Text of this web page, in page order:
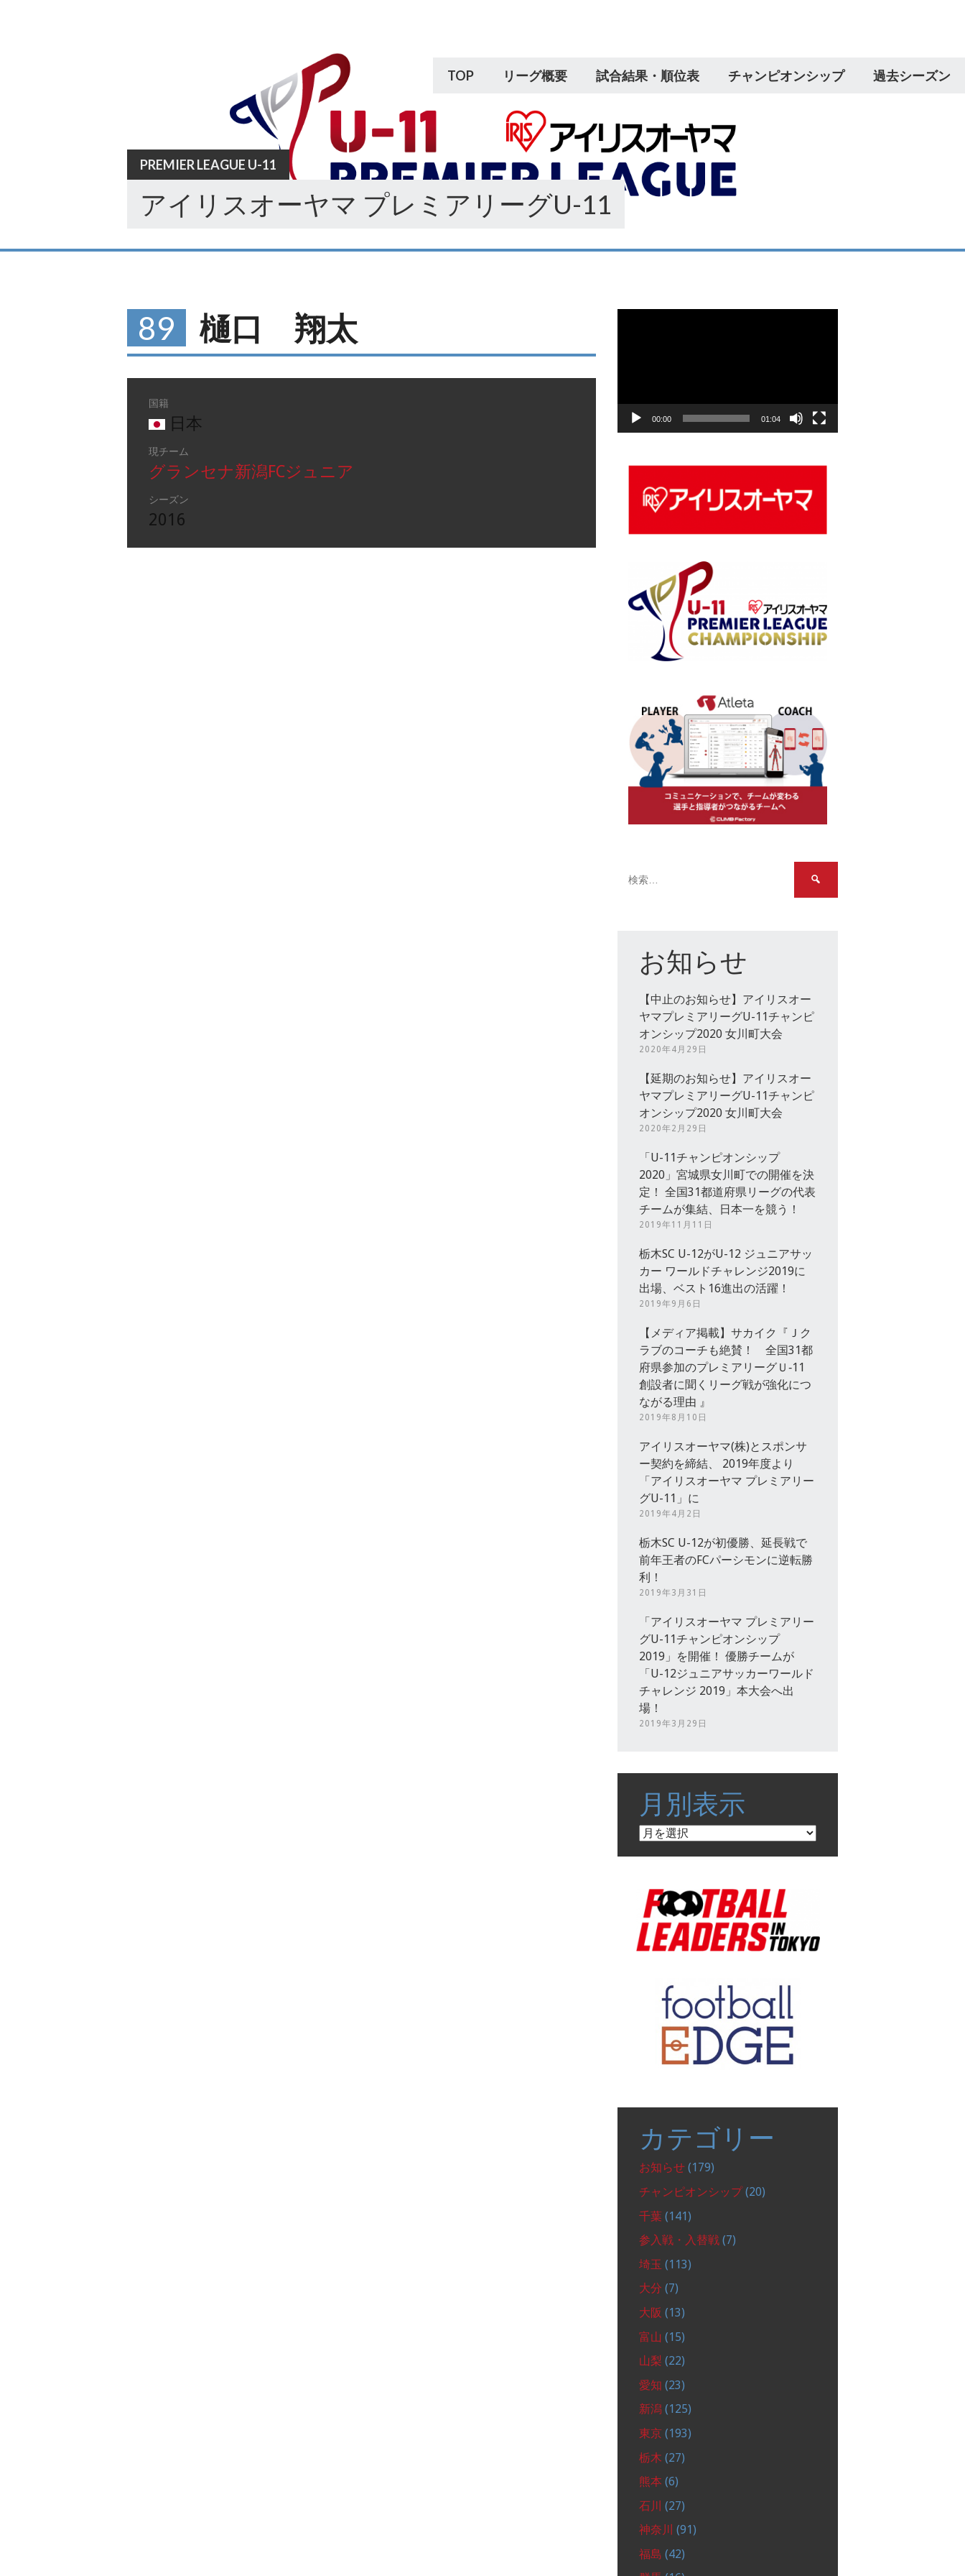
TOP リーグ概要 試合結果・順位表 チャンピオンシップ 過去シーズン
PREMIER LEAGUE U-11
アイリスオーヤマ プレミアリーグU-11
89 樋口 翔太
国籍
日本
現チーム
グランセナ新潟FCジュニア
シーズン
2016
ヤ
00:00 01:04
お知らせ
【中止のお知らせ】アイリスオー
ヤマプレミアリーグU-11チャンピ
オンシップ2020 女川町大会
2020年4月29日
【延期のお知らせ】アイリスオー
ヤマプレミアリーグU-11チャンピ
オンシップ2020 女川町大会
2020年2月29日
「U-11チャンピオンシップ
2020」宮城県女川町での開催を決
定！ 全国31都道府県リーグの代表
チームが集結、日本一を競う！
2019年11月11日
栃木SC U-12がU-12 ジュニアサッ
カー ワールドチャレンジ2019に
出場、ベスト16進出の活躍！
2019年9月6日
【メディア掲載】サカイク『Ｊク
ラブのコーチも絶賛！ 全国31都
府県参加のプレミアリーグＵ‐11
創設者に聞くリーグ戦が強化につ
ながる理由 』
2019年8月10日
アイリスオーヤマ(株)とスポンサ
ー契約を締結、 2019年度より
「アイリスオーヤマ プレミアリー
グU-11」に
2019年4月2日
栃木SC U-12が初優勝、延長戦で
前年王者のFCパーシモンに逆転勝
利！
2019年3月31日
「アイリスオーヤマ プレミアリー
グU-11チャンピオンシップ
2019」を開催！ 優勝チームが
「U-12ジュニアサッカーワールド
チャレンジ 2019」本大会へ出
場！
2019年3月29日
月別表示
月
カテゴリー
お知らせ (179)
チャンピオンシップ(20)
千葉 (141)
参入戦・入替戦 (7)
埼玉 (113)
大分 (7)
大阪 (13)
富山 (15)
山梨 (22)
愛知 (23)
新潟 (125)
東京 (193)
栃木 (27)
熊本 (6)
石川 (27)
神奈川 (91)
福島 (42)